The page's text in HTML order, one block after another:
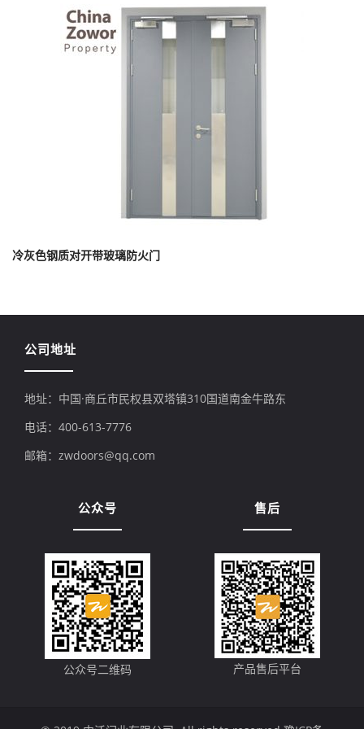
冷灰色钢质对开带玻璃防火门
公司地址
地址：中国·商丘市民权县双塔镇310国道南金牛路东
电话：400-613-7776
邮箱：zwdoors@qq.com
公众号
公众号二维码
售后
产品售后平台